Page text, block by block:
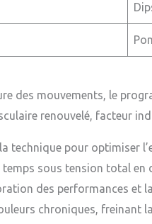
des mouvements, le
renouvelé, facteur
technique pour optimiser
temps sous tension total
des performances et
chroniques, freinant